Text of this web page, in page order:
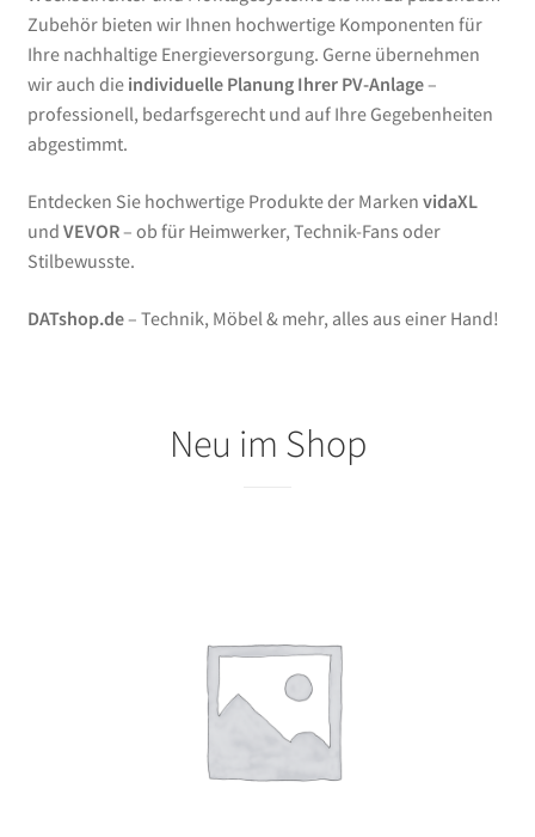
Zubehör bieten wir Ihnen hochwertige Komponenten für
Ihre nachhaltige Energieversorgung. Gerne übernehmen
wir auch die individuelle Planung Ihrer PV-Anlage–
professionell, bedarfsgerecht und auf Ihre Gegebenheiten
abgestimmt.
Entdecken Sie hochwertige Produkte der Marken vidaXL
und VEVOR– ob für Heimwerker, Technik-Fans oder
Stilbewusste.
DATshop.de– Technik, Möbel & mehr, alles aus einer Hand!
Neu im Shop